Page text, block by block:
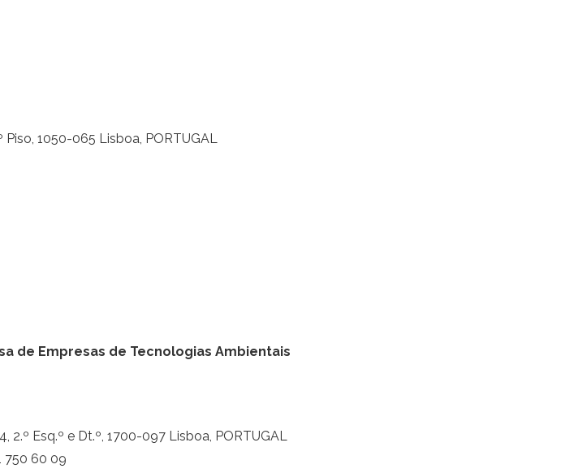
1050-065 Lisboa, PORTUGAL
de Empresas de Tecnologias Ambientais
2.º Esq.º e Dt.º, 1700-097 Lisboa, PORTUGAL
750 60 09